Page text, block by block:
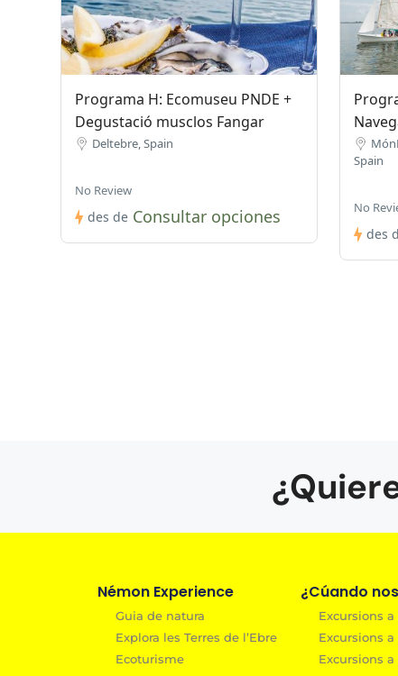
Programa H: Ecomuseu PNDE +
Degustació musclos Fangar
Deltebre, Spain
No Review
des de Consultar opciones
Spain
No
des
Némon Experience
Guia de natura
Explora les Terres de l’Ebre
Ecoturisme
¿Cúando
Excursions a
Excursions
Excursions